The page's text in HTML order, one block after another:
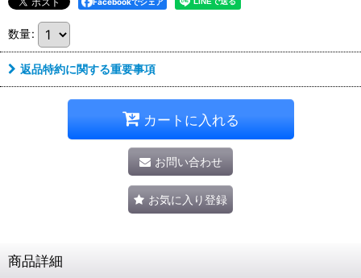
数量:
返品特約に関する重要事項
カートに入れる
お問い合わせ
お気に入り登録
商品詳細